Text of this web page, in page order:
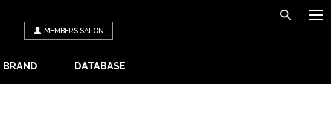
MEMBERS SALON
BRAND DATABASE